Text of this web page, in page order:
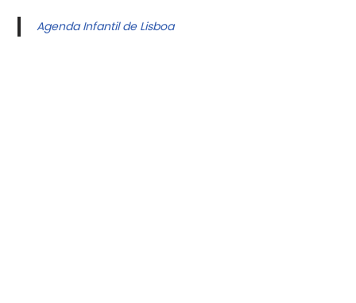
Agenda Infantil de Lisboa